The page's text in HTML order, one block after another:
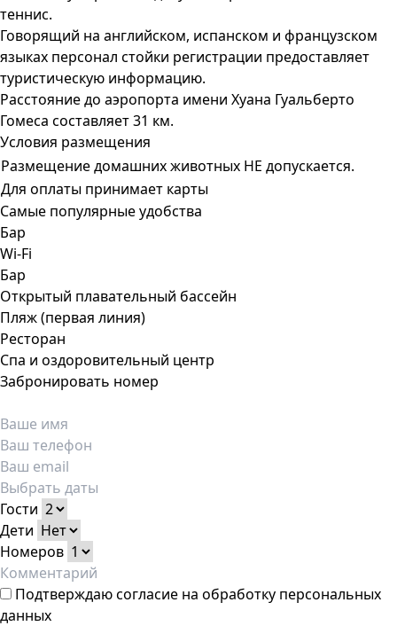
теннис.
Говорящий на английском, испанском и французском
языках персонал стойки регистрации предоставляет
туристическую информацию.
Расстояние до аэропорта имени Хуана Гуальберто
Гомеса составляет 31 км.
Условия размещения
Размещение домашних животных НЕ допускается.
Для оплаты принимает карты
Самые популярные удобства
Бар
Wi-Fi
Бар
Открытый плавательный бассейн
Пляж (первая линия)
Ресторан
Спа и оздоровительный центр
Забронировать номер
Гости
Дети
Номеров
Подтверждаюсогласие на обработку персональных
данных